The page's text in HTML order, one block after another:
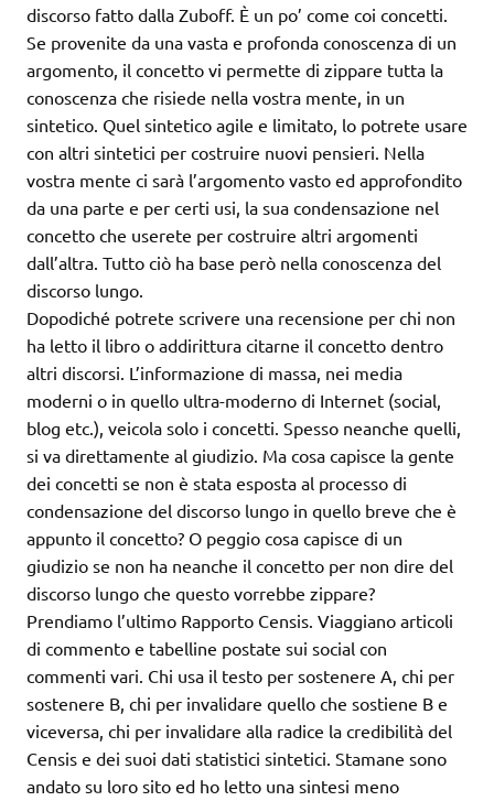
discorso fatto dalla Zuboff. È un po’ come coi concetti.
Se provenite da una vasta e profonda conoscenza di un
argomento, il concetto vi permette di zippare tutta la
conoscenza che risiede nella vostra mente, in un
sintetico. Quel sintetico agile e limitato, lo potrete usare
con altri sintetici per costruire nuovi pensieri. Nella
vostra mente ci sarà l’argomento vasto ed approfondito
da una parte e per certi usi, la sua condensazione nel
concetto che userete per costruire altri argomenti
dall’altra. Tutto ciò ha base però nella conoscenza del
discorso lungo.
Dopodiché potrete scrivere una recensione per chi non
ha letto il libro o addirittura citarne il concetto dentro
altri discorsi. L’informazione di massa, nei media
moderni o in quello ultra-moderno di Internet (social,
blog etc.), veicola solo i concetti. Spesso neanche quelli,
si va direttamente al giudizio. Ma cosa capisce la gente
dei concetti se non è stata esposta al processo di
condensazione del discorso lungo in quello breve che è
appunto il concetto? O peggio cosa capisce di un
giudizio se non ha neanche il concetto per non dire del
discorso lungo che questo vorrebbe zippare?
Prendiamo l’ultimo Rapporto Censis. Viaggiano articoli
di commento e tabelline postate sui social con
commenti vari. Chi usa il testo per sostenere A, chi per
sostenere B, chi per invalidare quello che sostiene B e
viceversa, chi per invalidare alla radice la credibilità del
Censis e dei suoi dati statistici sintetici. Stamane sono
andato su loro sito ed ho letto una sintesi meno